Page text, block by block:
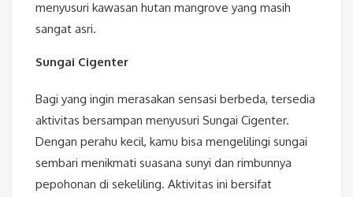
menyusuri kawasan hutan mangrove yang masih
sangat asri.
Sungai Cigenter
Bagi yang ingin merasakan sensasi berbeda, tersedia
aktivitas bersampan menyusuri Sungai Cigenter.
Dengan perahu kecil, kamu bisa mengelilingi sungai
sembari menikmati suasana sunyi dan rimbunnya
pepohonan di sekeliling. Aktivitas ini bersifat